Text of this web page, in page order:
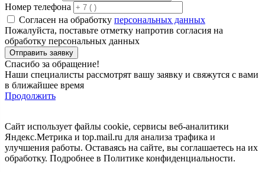
Номер телефона
Cогласен на обработку персональных данных
Пожалуйста, поставьте отметку напротив согласия на
обработку персональных данных
Спасибо за обращение!
Наши специалисты рассмотрят вашу заявку и свяжутся с вами
в ближайшее время
Продолжить
Сайт использует файлы cookie, сервисы веб-аналитики
Яндекс.Метрика и top.mail.ru для анализа трафика и
улучшения работы. Оставаясь на сайте, вы соглашаетесь на их
обработку. Подробнее в Политике конфиденциальности.